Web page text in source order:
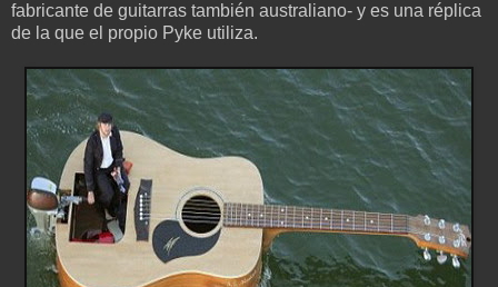
fabricante de guitarras también australiano- y es una réplica
de la que el propio Pyke utiliza.